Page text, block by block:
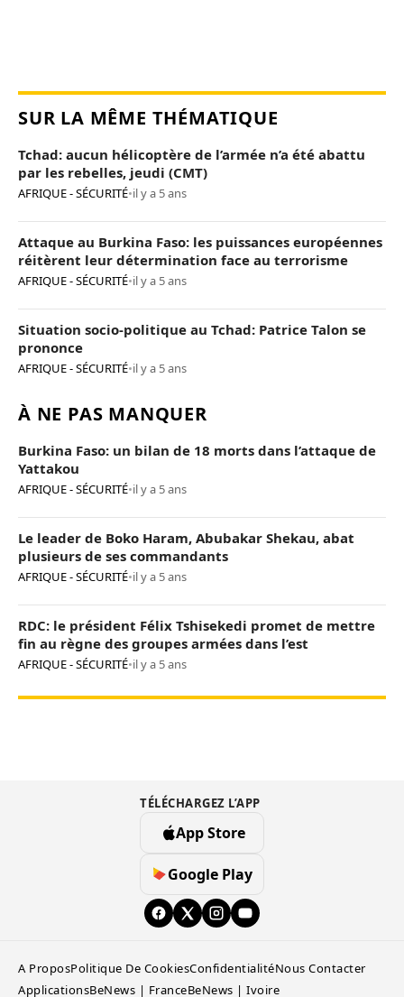
SUR LA MÊME THÉMATIQUE
Tchad: aucun hélicoptère de l’armée n’a été abattu
par les rebelles, jeudi (CMT)
AFRIQUE - SÉCURITÉ•il y a 5 ans
Attaque au Burkina Faso: les puissances européennes
réitèrent leur détermination face au terrorisme
AFRIQUE - SÉCURITÉ•il y a 5 ans
Situation socio-politique au Tchad: Patrice Talon se
prononce
AFRIQUE - SÉCURITÉ•il y a 5 ans
À NE PAS MANQUER
Burkina Faso: un bilan de 18 morts dans l’attaque de
Yattakou
AFRIQUE - SÉCURITÉ•il y a 5 ans
Le leader de Boko Haram, Abubakar Shekau, abat
plusieurs de ses commandants
AFRIQUE - SÉCURITÉ•il y a 5 ans
RDC: le président Félix Tshisekedi promet de mettre
fin au règne des groupes armées dans l’est
AFRIQUE - SÉCURITÉ•il y a 5 ans
TÉLÉCHARGEZ L’APP
App Store
Google Play
A ProposPolitique De CookiesConfidentialitéNous Contacter
ApplicationsBeNews | FranceBeNews | Ivoire